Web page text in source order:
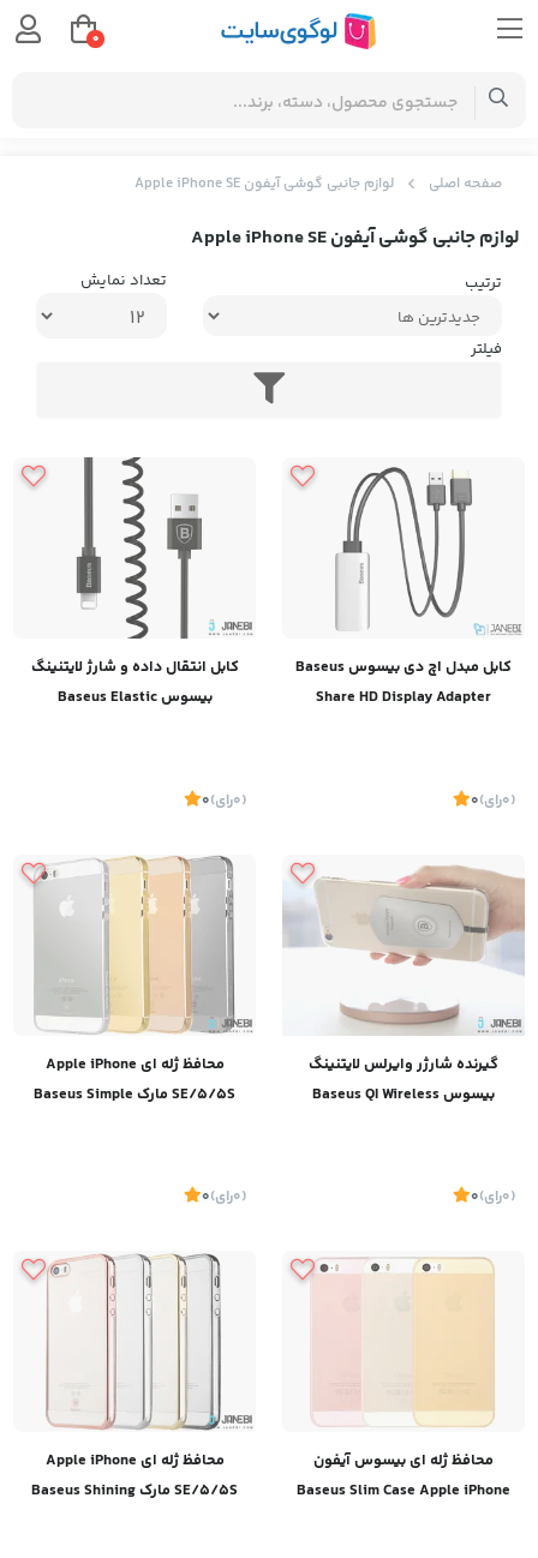
صفحه اصلی لوازم جانبی گوشی آیفون Apple iPhone SE
لوازم جانبی گوشی آیفون Apple iPhone SE
ترتیب تعداد نمایش
فیلتر
کابل مبدل اچ دی بیسوس Baseus
Share HD Display Adapter
(0 رای)
0
کابل انتقال داده و شارژ لایتنینگ
بیسوس Baseus Elastic
(0 رای)
0
گیرنده شارژر وایرلس لایتنینگ
بیسوس Baseus QI Wireless
(0 رای)
0
محافظ ژله ای Apple iPhone
SE/5/5S مارک Baseus Simple
(0 رای)
0
محافظ ژله ای بیسوس آیفون
Baseus Slim Case Apple iPhone
محافظ ژله ای Apple iPhone
SE/5/5S مارک Baseus Shining
0